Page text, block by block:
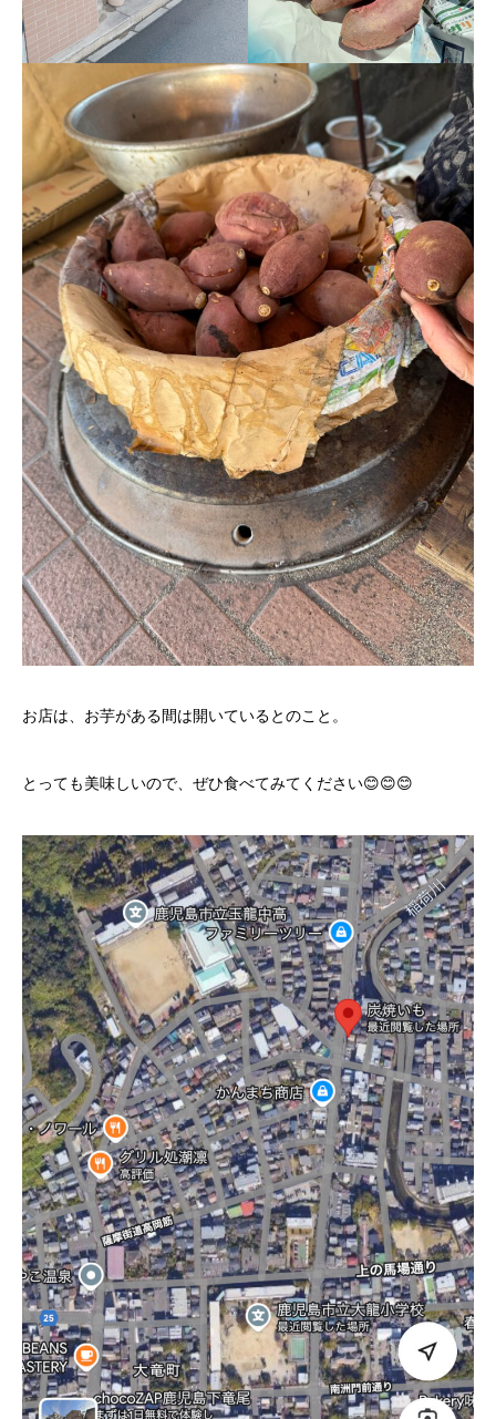
お店は、お芋がある間は開いているとのこと。
とっても美味しいので、ぜひ食べてみてください😊😊😊